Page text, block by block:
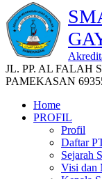
JL. PP. AL FALAH
PAMEKASAN
Home
PROFIL
Profil
Daftar
Sejarah
Visi dan